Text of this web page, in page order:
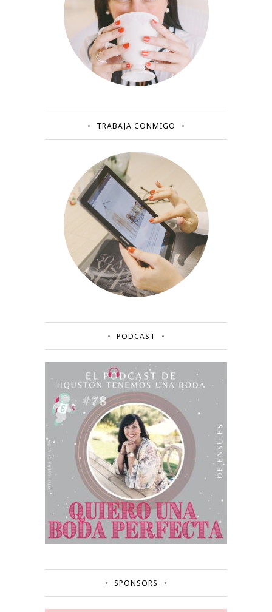
TRABAJA CONMIGO
PODCAST
SPONSORS